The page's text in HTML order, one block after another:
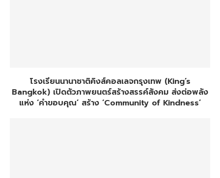
โรงเรียนนานาชาติคิงส์คอลเลจกรุงเทพ (King’s
Bangkok) เปิดตัวภาพยนตร์สร้างสรรค์สังคม ส่งต่อพลัง
แห่ง ‘คำขอบคุณ’ สร้าง ‘Community of Kindness’